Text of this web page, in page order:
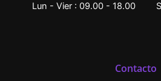
Lun - Vier : 09.00 - 18.00
Contacto